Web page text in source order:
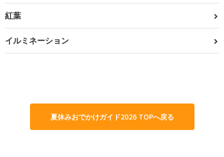
紅葉
イルミネーション
夏休みおでかけガイド2026 TOPへ戻る